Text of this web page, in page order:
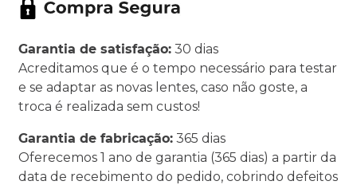
Garantia de satisfação: 30 dias
Acreditamos que é o tempo necessário para testar
e se adaptar as novas lentes, caso não goste, a
troca é realizada sem custos!
Garantia de fabricação: 365 dias
Oferecemos 1 ano de garantia (365 dias) a partir da
data de recebimento do pedido, cobrindo defeitos